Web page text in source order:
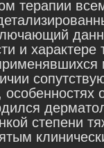
плазма на 2−3
по 350−500
постакне — 3
процедуры
аппарата VIVACE
РФ) в сочетании
PLADUO
(Применялись
насадки VIVACE,
6−7, глубина
мм, длительность
мс.)